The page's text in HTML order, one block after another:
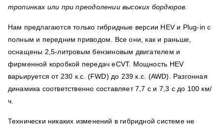
тропинках или при преодолении высоких бордюров.
Нам предлагаются только гибридные версии HEV и Plug-in с
полным и передним приводом. Все они, как и раньше,
оснащены 2,5-литровым бензиновым двигателем и
фирменной коробкой передач eCVT. Мощность HEV
варьируется от 230 к.с. (FWD) до 239 к.с. (AWD). Разгонная
динамика соответственно составляет 7,7 с и 7,3 с до 100 км/
ч.
Технически никаких изменений в гибридной системе не